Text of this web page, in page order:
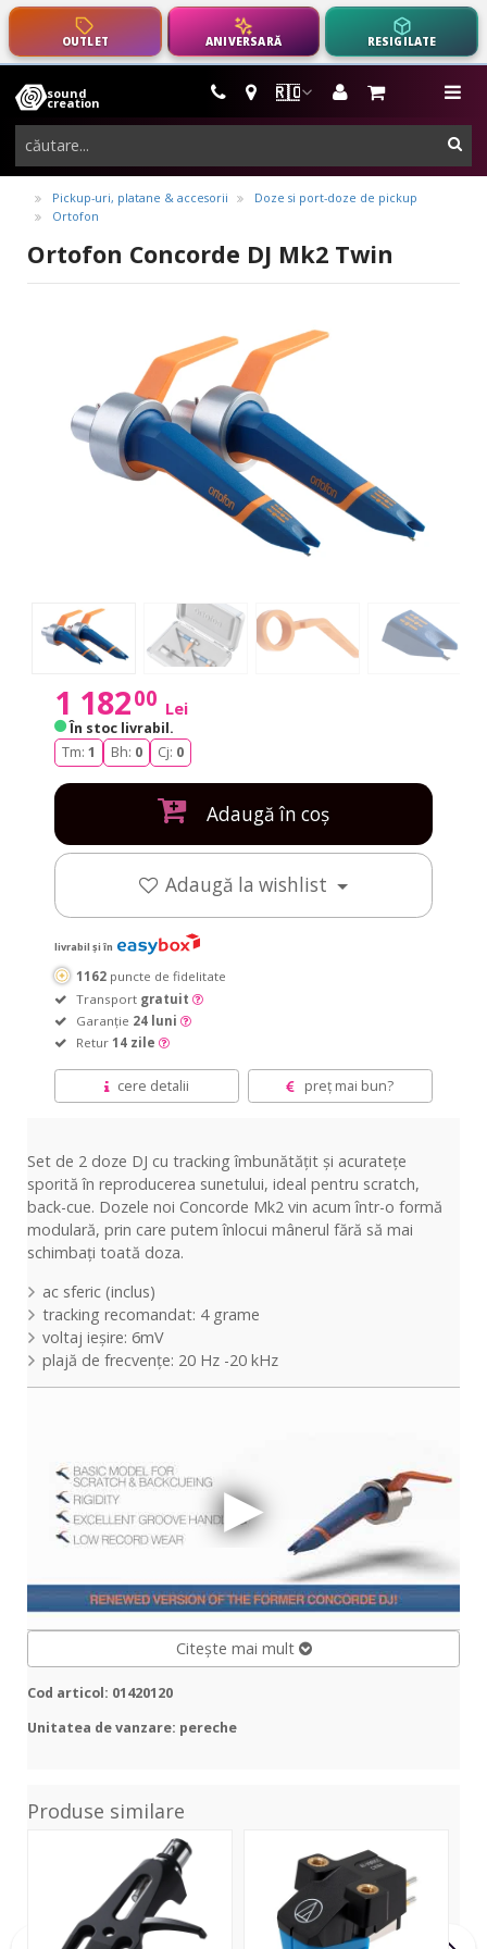
OUTLET ANIVERSARĂ RESIGILATE
🇷🇴
sound
creation
instrumente
muzicale,
echipamente
pro-
audio
Pickup-uri, platane & accesorii
Doze si port-doze de pickup
Ortofon
Ortofon Concorde DJ Mk2 Twin
1 18200 Lei
În stoc livrabil.
Tm: 1 Bh: 0 Cj: 0
Adaugă în coș
Adaugă la wishlist
livrabil și în
1162 puncte de fidelitate
Transport gratuit
Garanție 24 luni
Retur 14 zile
cere detalii preț mai bun?
Set de 2 doze DJ cu tracking îmbunătățit și acuratețe
sporită în reproducerea sunetului, ideal pentru scratch,
back-cue. Dozele noi Concorde Mk2 vin acum într-o formă
modulară, prin care putem înlocui mânerul fără să mai
schimbați toată doza.
ac sferic (inclus)
tracking recomandat: 4 grame
voltaj ieșire: 6mV
plajă de frecvențe: 20 Hz -20 kHz
Citește mai mult
Cod articol: 01420120
Unitatea de vanzare: pereche
Produse similare